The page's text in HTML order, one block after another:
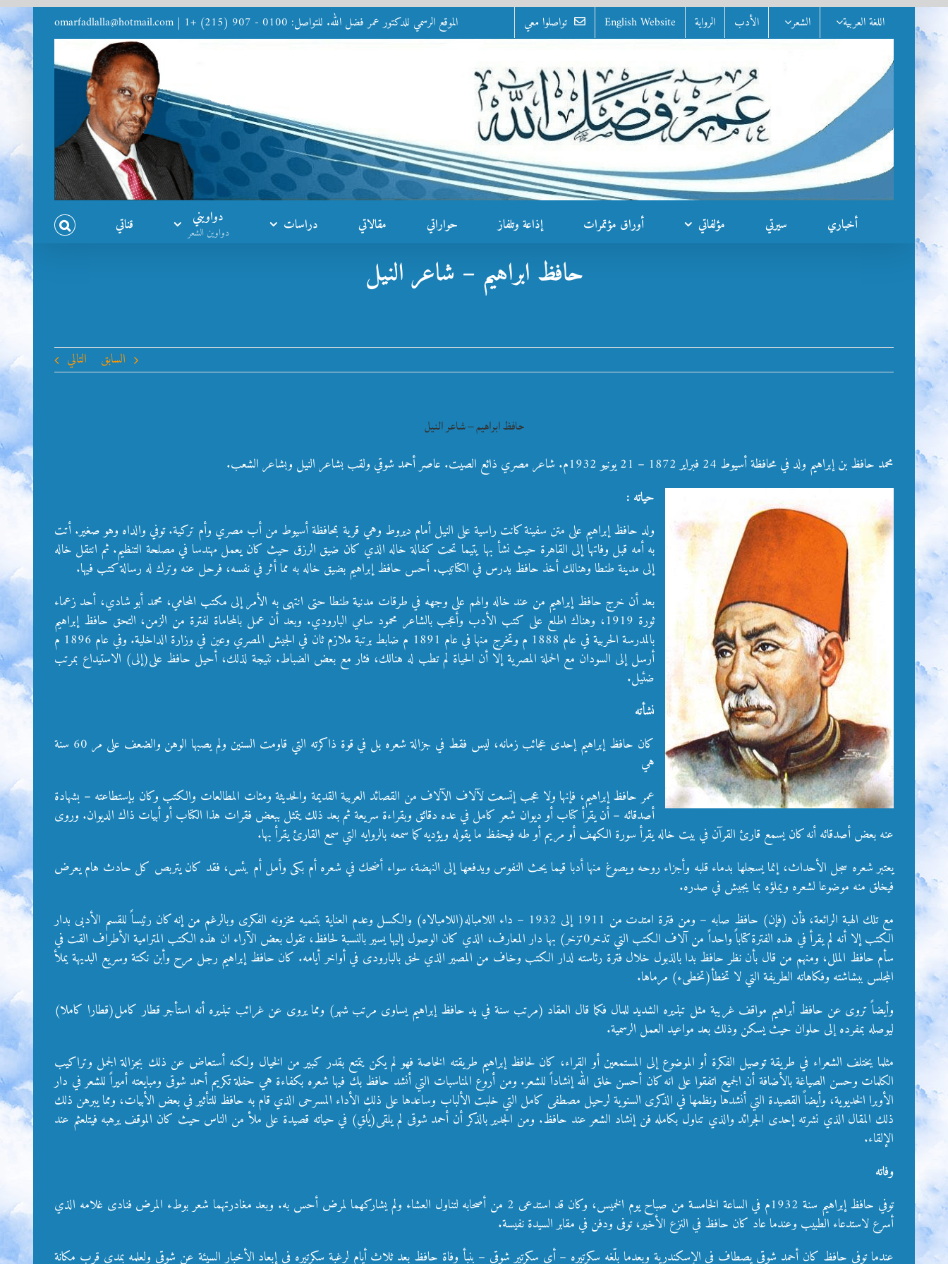
to
content
اللغة العربية الشعر الأدب الرواية English Website تواصلوا معي الموقع الرسمي للدكتور عمر فضل الله. للتواصل: 0100 - 907 (215) +1 |
omarfadlalla@hotmail.com
أخباري سيرتي مؤلفاتي أوراق مؤتمرات إذاعة وتلفاز حواراتي مقالاتي دراسات دواويني
دواوين الشعر قناتي
حافظ ابراهيم – شاعر النيل
السابق التالي
حافظ ابراهيم – شاعر النيل
محمد حافظ بن إبراهيم ولد في محافظة أسيوط 24 فبراير 1872 – 21 يونيو 1932م. شاعر مصري ذائع الصيت. عاصر أحمد شوقي ولقب بشاعر النيل وبشاعر الشعب.
حياته :
ولد حافظ إبراهيم على متن سفينة كانت راسية على النيل أمام ديروط وهي قرية بمحافظة أسيوط من أب مصري وأم تركية. توفي والداه وهو صغير. أتت
به أمه قبل وفاتها إلى القاهرة حيث نشأ بها يتيما تحت كفالة خاله الذي كان ضيق الرزق حيث كان يعمل مهندسا في مصلحة التنظيم. ثم انتقل خاله
إلى مدينة طنطا وهنالك أخذ حافظ يدرس في الكتاتيب. أحس حافظ إبراهيم بضيق خاله به مما أثر في نفسه، فرحل عنه وترك له رسالة كتب فيها.
بعد أن خرج حافظ إبراهيم من عند خاله والهم على وجهه في طرقات مدنية طنطا حتى انتهى به الأمر إلى مكتب المحامي، محمد أبو شادي، أحد زعماء
ثورة 1919، وهناك اطلع على كتب الأدب وأعجب بالشاعر محمود سامي البارودي. وبعد أن عمل بالمحاماة لفترة من الزمن، التحق حافظ إبراهيم
بالمدرسة الحربية في عام 1888 م وتخرج منها في عام 1891 م ضابط برتبة ملازم ثان في الجيش المصري وعين في وزارة الداخلية. وفي عام 1896 م
أرسل إلى السودان مع الحملة المصرية إلا أن الحياة لم تطب له هنالك، فثار مع بعض الضباط. نتيجة لذلك، أحيل حافظ على(إلى) الاستيداع بمرتب
ضئيل.
نشأته
كان حافظ إبراهيم إحدى عجائب زمانه، ليس فقط في جزالة شعره بل في قوة ذاكرته التي قاومت السنين ولم يصبها الوهن والضعف على مر 60 سنة
هي
عمر حافظ إبراهيم، فإنها ولا عجب إتسعت لآلاف الآلاف من القصائد العربية القديمة والحديثة ومئات المطالعات والكتب وكان بإستطاعته – بشهادة
أصدقائه – أن يقرأ كتاب أو ديوان شعر كامل في عده دقائق وبقراءة سريعة ثم بعد ذلك يتمثل ببعض فقرات هذا الكتاب أو أبيات ذاك الديوان. وروى
عنه بعض أصدقائه أنه كان يسمع قارئ القرآن في بيت خاله يقرأ سورة الكهف أو مريم أو طه فيحفظ ما يقوله ويؤديه كما سمعه بالروايه التي سمع القارئ يقرأ بها.
يعتبر شعره سجل الأحداث، إنما يسجلها بدماء قلبه وأجزاء روحه ويصوغ منها أدبا قيما يحث النفوس ويدفعها إلى النهضة، سواء أضحك في شعره أم بكى وأمل أم يئس، فقد كان يتربص كل حادث هام يعرض
فيخلق منه موضوعا لشعره ويملؤه بما يجيش في صدره.
مع تلك الهبة الرائعة، فأن (فإن) حافظ صابه – ومن فترة امتدت من 1911 إلى 1932 – داء اللامباله(اللامبالاه) والكسل وعدم العناية بتنميه مخزونه الفكرى وبالرغم من إنه كان رئيساً للقسم الأدبى بدار
الكتب إلا أنه لم يقرأ في هذه الفترة كتاباً واحداً من آلاف الكتب التي تذخر0تزخر) بها دار المعارف، الذي كان الوصول إليها يسير بالنسبة لحافظ، تقول بعض الآراء ان هذه الكتب المترامية الأطراف القت في
سأم حافظ الملل، ومنهم من قال بأن نظر حافظ بدا بالذبول خلال فترة رئاسته لدار الكتب وخاف من المصير الذي لحق بالبارودى في أواخر أيامه. كان حافظ إبراهيم رجل مرح وأبن نكتة وسريع البديهة يملأ
المجلس ببشاشته وفكاهاته الطريفة التي لا تخطأ(تخطىء) مرماها.
وأيضاً تروى عن حافظ أبراهيم مواقف غريبة مثل تبذيره الشديد للمال فكما قال العقاد (مرتب سنة في يد حافظ إبراهيم يساوى مرتب شهر) ومما يروى عن غرائب تبذيره أنه استأجر قطار كامل(قطارا كاملا)
ليوصله بمفرده إلى حلوان حيث يسكن وذلك بعد مواعيد العمل الرسمية.
مثلما يختلف الشعراء في طريقة توصيل الفكرة أو الموضوع إلى المستمعين أو القراء، كان لحافظ إبراهيم طريقته الخاصة فهو لم يكن يتمتع بقدر كبير من الخيال ولكنه أستعاض عن ذلك بجزالة الجمل وتراكيب
الكلمات وحسن الصياغة بالأضافة أن الجميع اتفقوا على انه كان أحسن خلق الله إنشاداً للشعر. ومن أروع المناسبات التي أنشد حافظ بك فيها شعره بكفاءة هي حفلة تكريم أحمد شوقى ومبايعته أميراً للشعر في دار
الأوبرا الخديوية، وأيضاً القصيدة التي أنشدها ونظمها في الذكرى السنوية لرحيل مصطفى كامل التي خلبت الألباب وساعدها على ذلك الأداء المسرحى الذي قام به حافظ للتأثير في بعض الأبيات، ومما يبرهن ذلك
ذلك المقال الذي نشرته إحدى الجرائد والذي تناول بكامله فن إنشاد الشعر عند حافظ. ومن الجدير بالذكر أن أحمد شوقى لم يلقى(يُلقِ) في حياته قصيدة على ملأ من الناس حيث كان الموقف يرهبه فيتلعثم عند
الإلقاء.
وفاته
توفي حافظ إبراهيم سنة 1932م في الساعة الخامسة من صباح يوم الخميس، وكان قد استدعى 2 من أصحابه لتناول العشاء ولم يشاركهما لمرض أحس به. وبعد مغادرتهما شعر بوطء المرض فنادى غلامه الذي
أسرع لاستدعاء الطبيب وعندما عاد كان حافظ في النزع الأخير، توفى ودفن في مقابر السيدة نفيسة.
عندما توفى حافظ كان أحمد شوقي يصطاف في الإسكندرية وبعدما بلّغه سكرتيره – أى سكرتير شوقى – بنبأ وفاة حافظ بعد ثلاث أيام لرغبة سكرتيره في إبعاد الأخبار السيئة عن شوقي ولعلمه بمدى قرب مكانة